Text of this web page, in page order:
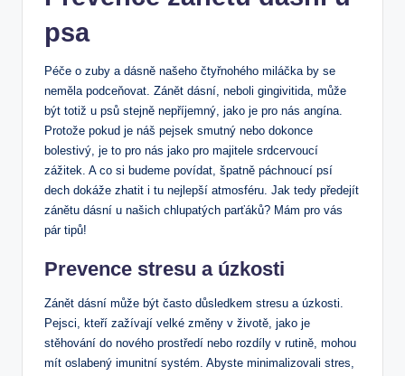
psa
Péče o zuby a dásně našeho čtyřnohého miláčka by se
neměla podceňovat. Zánět dásní, neboli gingivitida, může
být totiž u psů stejně nepříjemný, jako je pro nás angína.
Protože pokud je náš pejsek smutný nebo dokonce
bolestivý, je to pro nás jako pro majitele srdcervoucí
zážitek. A co si budeme povídat, špatně páchnoucí psí
dech dokáže zhatit i tu nejlepší atmosféru. Jak tedy předejít
zánětu dásní u našich chlupatých parťáků? Mám pro vás
pár tipů!
Prevence stresu a úzkosti
Zánět dásní může být často důsledkem stresu a úzkosti.
Pejsci, kteří zažívají velké změny v životě, jako je
stěhování do nového prostředí nebo rozdíly v rutině, mohou
mít oslabený imunitní systém. Abyste minimalizovali stres,